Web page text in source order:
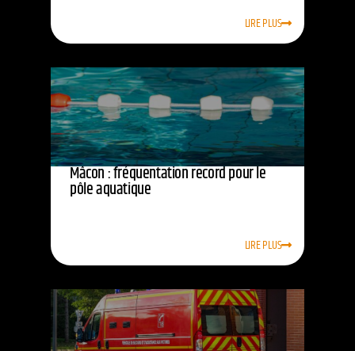
LIRE PLUS
Mâcon : fréquentation record pour le
pôle aquatique
LIRE PLUS